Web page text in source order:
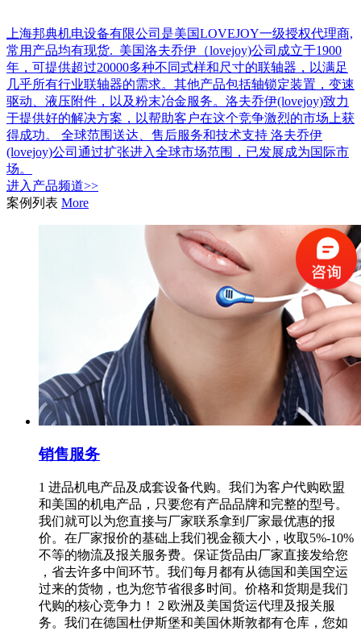
上海邦典机电设备有限公司是美国LOVEJOY一级授权代理商,
常用产品均有现货. 美国洛夫乔伊（lovejoy)公司成立于1900
年，可提供超过20000多种不同式样和尺寸的联轴器，以满足
几乎所有行业联轴器的需求。其他产品包括轴锁定装置，变速
驱动、液压附件，以及粉末冶金服务。洛夫乔伊(lovejoy)致力
于提供好的解决方案，以帮助客户在这个竞争激烈的市场上获
得成功。 全球范围送达、售后服务和技术支持 洛夫乔伊
(lovejoy)公司通过扩张进入全球市场范围，已发展成为国际市
场。
进入 产品频道>>
案例列表 More
销售服务
1 进品机电产品及成套设备代购。我们为客户代购欧盟
和美国的机电产品，只要您有产品品牌和完整的型号。
我们就可以为您直接与厂家联系拿到厂家最优惠的报
价。在厂家报价的基础上我们视金额大小，收取5%-10%
不等的物流及报关服务费。保证货品由厂家直接发给您
，省去许多中间环节。我们每月都有从德国和美国空运
过来的货物，也为您节省很多时间。价格和货期是我们
代购的核心竞争力！ 2 欧洲及美国货运代理及报关服
务。我们在德国杜伊斯堡和美国休斯敦都有仓库，您如